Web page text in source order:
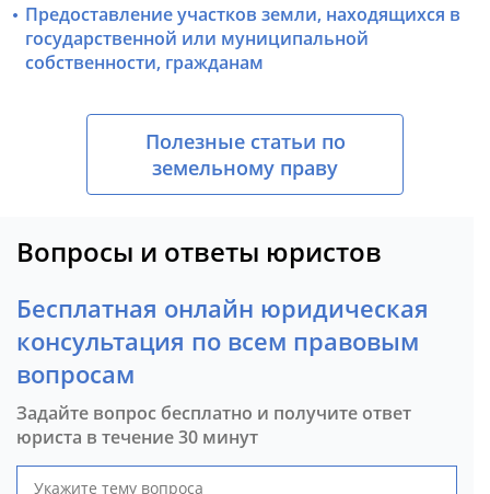
Предоставление участков земли, находящихся в
государственной или муниципальной
собственности, гражданам
Полезные статьи по
земельному праву
Вопросы и ответы юристов
Бесплатная онлайн юридическая
консультация по всем правовым
вопросам
Задайте вопрос бесплатно и получите ответ
юриста в течение 30 минут